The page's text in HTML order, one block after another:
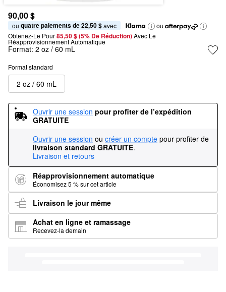
90,00 $
ou quatre paiements de 22,50 $ avec
ou
Obtenez-Le Pour85,50 $ (5% De Réduction) Avec Le
Réapprovisionnement Automatique
Format: 2 oz / 60 mL
Format standard
2 oz / 60 mL
Ouvrir une session pour profiter de l’expédition
GRATUITE
Ouvrir une session ou créer un compte pour profiter de
livraison standard GRATUITE.
Livraison et retours
Réapprovisionnement automatique
Économisez 5 % sur cet article
Livraison le jour même
Achat en ligne et ramassage
Recevez-la demain